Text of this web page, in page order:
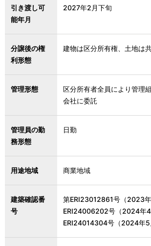
引き渡し可
能年月
2027年2月下旬
分譲後の権
利形態
建物は区分所有権、土地は
管理形態
区分所有者全員により管理
会社に委託
管理員の勤
務形態
日勤
用途地域 商業地域
建築確認番
号
第ERI23012861号（2023
ERI24006202号（2024年
ERI24014304号（2024年5